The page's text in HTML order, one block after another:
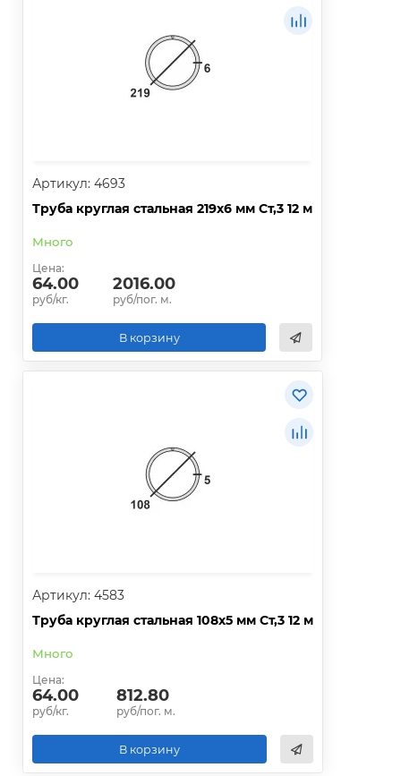
Артикул: 4693
Труба круглая стальная 219х6 мм Ст,3 12 м
Много
Цена:
64.00
руб/кг.
2016.00
руб/пог. м.
В корзину
Артикул: 4583
Труба круглая стальная 108х5 мм Ст,3 12 м
Много
Цена:
64.00
руб/кг.
812.80
руб/пог. м.
В корзину